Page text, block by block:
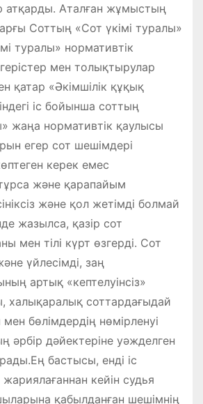
атқарды. Аталған жұмыстың
Соттың «Сот үкімі туралы»
туралы» нормативтік
мен толықтырулар
қатар «Әкімшілік құқық
іс бойынша соттың
жаңа нормативтік қаулысы
егер сот шешімдері
керек емес
және қарапайым
және қол жетімді болмай
жазылса, қазір сот
мен тілі күрт өзгерді. Сот
үйлесімді, заң
артық «кептелуінсіз»
халықаралық соттардағыдай
бөлімдердің нөмірленуі
әрбір дәйектеріне уәжделген
бастысы, енді іс
кейін судья
қабылданған шешімнің